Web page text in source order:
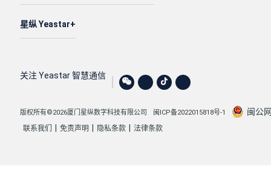
星纵 Yeastar
关注 Yeastar 智慧通信
版权所有©2026厦门星纵数字科技有限公司 闽ICP备2022015818号-1 闽公
联系我们 免责声明 隐私条款 法律条款